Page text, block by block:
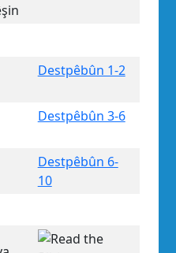
Destpêbûn 1-2
Destpêbûn 3-6
Destpêbûn 6-
10